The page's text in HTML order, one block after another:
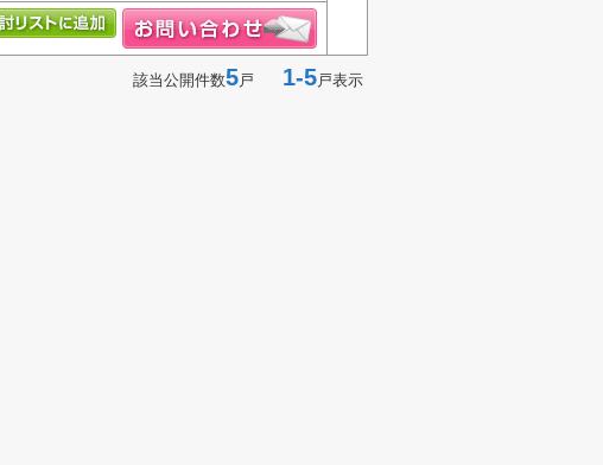
該当公開件数5戸 1-5戸表示